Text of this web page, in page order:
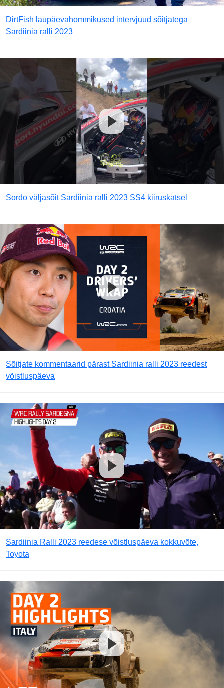
DirtFish laupäevahommikused intervjuud sõitjatega
Sardiinia ralli 2023
Sordo väljasõit Sardiinia ralli 2023 SS4 kiiruskatsel
Sõitjate kommentaarid pärast Sardiinia ralli 2023 reedest
võistluspäeva
Sardiinia Ralli 2023 reedese võistluspäeva kokkuvõte,
Toyota